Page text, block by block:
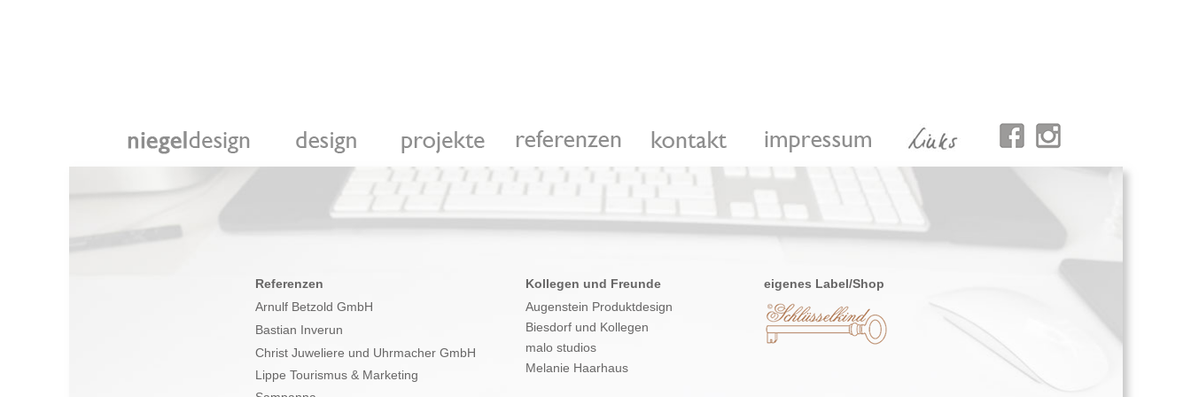
Referenzen Kollegen und Freunde
eigenes Label/Shop
Arnulf Betzold GmbH
Bastian Inverun
Augenstein Produktdesign
Christ Juweliere und Uhrmacher GmbH
Biesdorf und Kollegen
Lippe Tourismus & Marketing
malo studios
Melanie Haarhaus